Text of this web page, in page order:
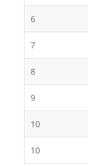
6
7
8
9
10
10